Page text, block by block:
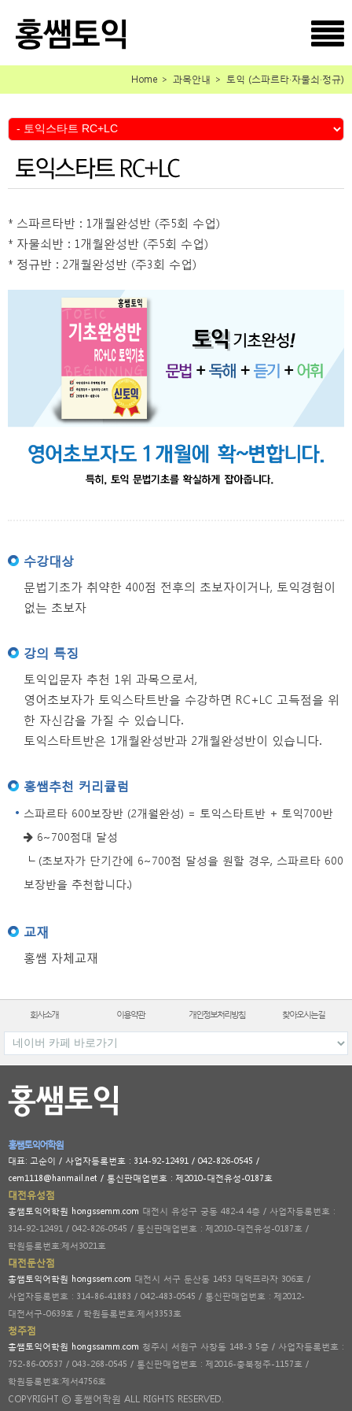
Home ＞ 과목안내 ＞ 토익 (스파르타·자물쇠·정규)
* 스파르타반 : 1개월완성반 (주5회 수업)
* 자물쇠반 : 1개월완성반 (주5회 수업)
* 정규반 : 2개월완성반 (주3회 수업)
수강대상
문법기초가 취약한 400점 전후의 초보자이거나, 토익경험이
없는 초보자
강의 특징
토익입문자 추천 1위 과목으로서,
영어초보자가 토익스타트반을 수강하면 RC+LC 고득점을 위
한 자신감을 가질 수 있습니다.
토익스타트반은 1개월완성반과 2개월완성반이 있습니다.
홍쌤추천 커리큘럼
스파르타 600보장반 (2개월완성) = 토익스타트반 + 토익700반
6~700점대 달성
└ (초보자가 단기간에 6~700점 달성을 원할 경우, 스파르타 600
보장반을 추천합니다.)
교재
홍쌤 자체교재
회사소개 이용약관 개인정보처리방침 찾아오시는길
홍쌤토익어학원
대표: 고순이 / 사업자등록번호 : 314-92-12491 / 042-826-0545 /
cem1118@hanmail.net / 통신판매업번호 : 제2010-대전유성-0187호
대전유성점
홍쌤토익어학원 hongssemm.com 대전시 유성구 궁동 482-4 4층 / 사업자등록번호 :
314-92-12491 / 042-826-0545 / 통신판매업번호 : 제2010-대전유성-0187호 /
학원등록번호:제서3021호
대전둔산점
홍쌤토익어학원 hongssem.com 대전시 서구 둔산동 1453 대덕프라자 306호 /
사업자등록번호 : 314-86-41883 / 042-483-0545 / 통신판매업번호 : 제2012-
대전서구-0639호 / 학원등록번호:제서3353호
청주점
홍쌤토익어학원 hongssamm.com 청주시 서원구 사창동 148-3 5층 / 사업자등록번호 :
752-86-00537 / 043-268-0545 / 통신판매업번호 : 제2016-충북청주-1157호 /
학원등록번호:제서4756호
COPYRIGHT ⓒ 홍쌤어학원 ALL RIGHTS RESERVED.